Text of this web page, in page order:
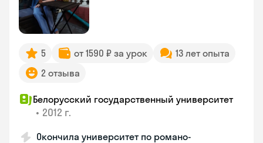
5 от 1590 ₽ за урок
13 лет опыта
2 отзыва
Белорусский государственный университет
• 2012 г.
Окончила университет по романо-